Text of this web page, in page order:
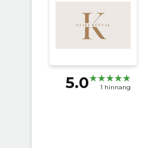
5.0 1 hinnang